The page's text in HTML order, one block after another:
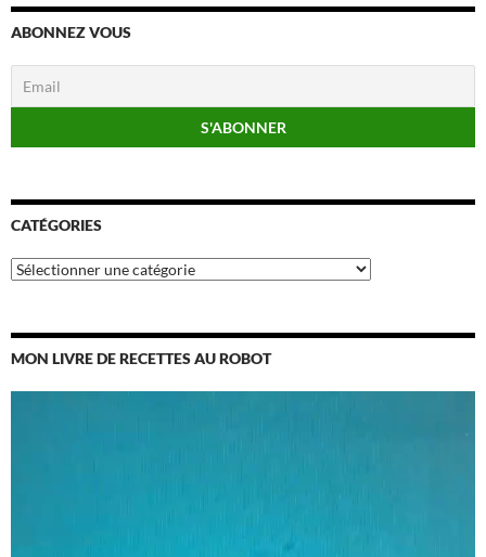
ABONNEZ VOUS
CATÉGORIES
Catégories
MON LIVRE DE RECETTES AU ROBOT